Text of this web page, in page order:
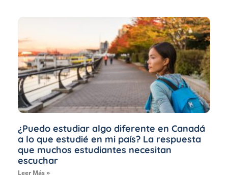
¿Puedo estudiar algo diferente en Canadá
a lo que estudié en mi país? La respuesta
que muchos estudiantes necesitan
escuchar
Leer Más »